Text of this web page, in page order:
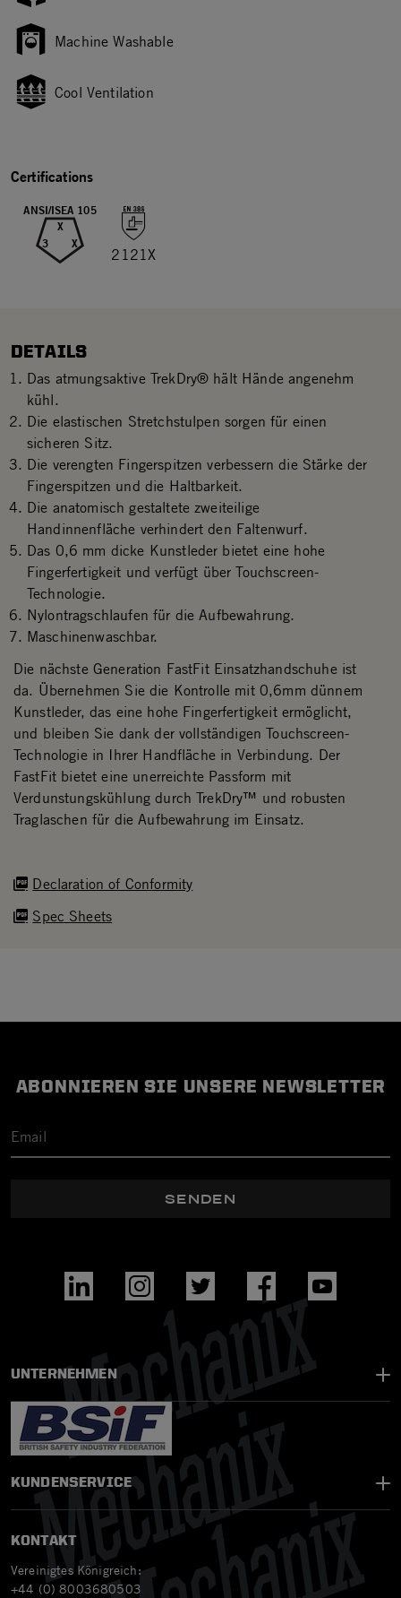
Machine Washable
Cool Ventilation
Certifications
ANSI/ISEA 105
X
3 X
2121X
DETAILS
Das atmungsaktive TrekDry® hält Hände angenehm
kühl.
Die elastischen Stretchstulpen sorgen für einen
sicheren Sitz.
Die verengten Fingerspitzen verbessern die Stärke der
Fingerspitzen und die Haltbarkeit.
Die anatomisch gestaltete zweiteilige
Handinnenfläche verhindert den Faltenwurf.
Das 0,6 mm dicke Kunstleder bietet eine hohe
Fingerfertigkeit und verfügt über Touchscreen-
Technologie.
Nylontragschlaufen für die Aufbewahrung.
Maschinenwaschbar.
Declaration of Conformity
Spec Sheets
Die nächste Generation FastFit Einsatzhandschuhe ist
da. Übernehmen Sie die Kontrolle mit 0,6mm dünnem
Kunstleder, das eine hohe Fingerfertigkeit ermöglicht,
und bleiben Sie dank der vollständigen Touchscreen-
Technologie in Ihrer Handfläche in Verbindung. Der
FastFit bietet eine unerreichte Passform mit
Verdunstungskühlung durch TrekDry™ und robusten
Traglaschen für die Aufbewahrung im Einsatz.
ABONNIEREN SIE UNSERE NEWSLETTER
SENDEN
UNTERNEHMEN
KUNDENSERVICE
KONTAKT
Vereinigtes Königreich:
+44 (0) 8003680503